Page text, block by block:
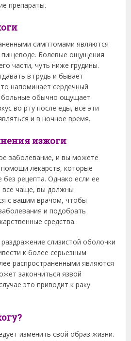
препараты.
симптомами являются
Болевые ощущения
части, чуть ниже грудины.
в грудь и бывает
напоминает сердечный
больные обычно ощущает
во рту после еды, все эти
и в ночное время.
изжоги
заболевание, и вы можете
помощи лекарств, которые
без рецепта. Однако если ее
чаще, вы должны
с вашим врачом, чтобы
и подобрать
средства.
слизистой оболочки
к более серьезным
распространенными являются
закончиться язвой
это приводит к раку
изменить свой образ жизни.